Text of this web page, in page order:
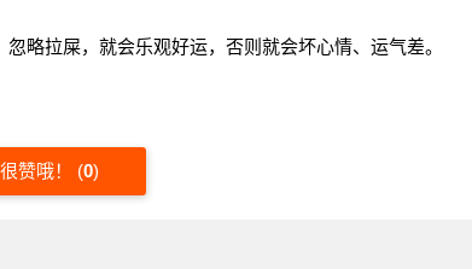
略拉屎，就会乐观好运，否则就会坏心情、运气差。
很赞哦！ (0)